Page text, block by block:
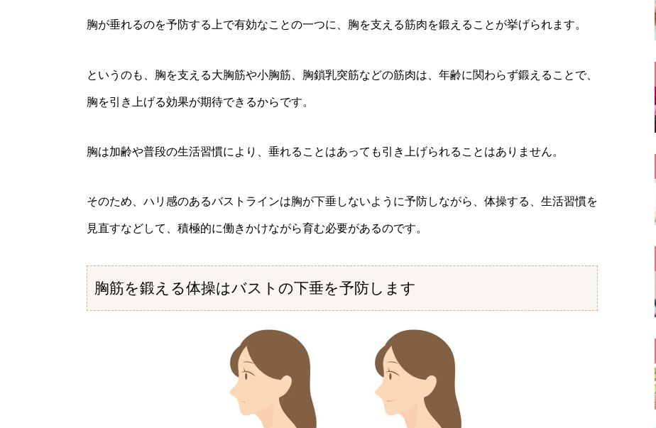
胸が垂れるのを予防する上で有効なことの一つに、胸を支える筋肉を鍛えることが挙げられます。
というのも、胸を支える大胸筋や小胸筋、胸鎖乳突筋などの筋肉は、年齢に関わらず鍛えることで、
胸を引き上げる効果が期待できるからです。
胸は加齢や普段の生活習慣により、垂れることはあっても引き上げられることはありません。
そのため、ハリ感のあるバストラインは胸が下垂しないように予防しながら、体操する、生活習慣を
見直すなどして、積極的に働きかけながら育む必要があるのです。
胸筋を鍛える体操はバストの下垂を予防します